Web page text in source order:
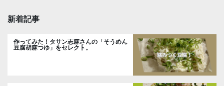
新着記事
作ってみた！タサン志麻さんの「そうめん
豆腐胡麻つゆ」をセレクト。